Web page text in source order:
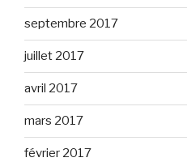
septembre 2017
juillet 2017
avril 2017
mars 2017
février 2017